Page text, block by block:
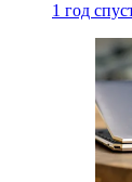
1 год